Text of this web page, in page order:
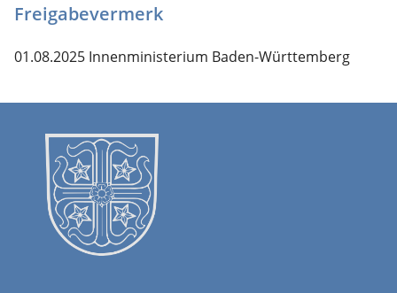
Freigabevermerk
01.08.2025 Innenministerium Baden-Württemberg